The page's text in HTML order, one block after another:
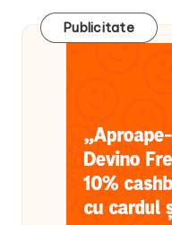
Publicitate